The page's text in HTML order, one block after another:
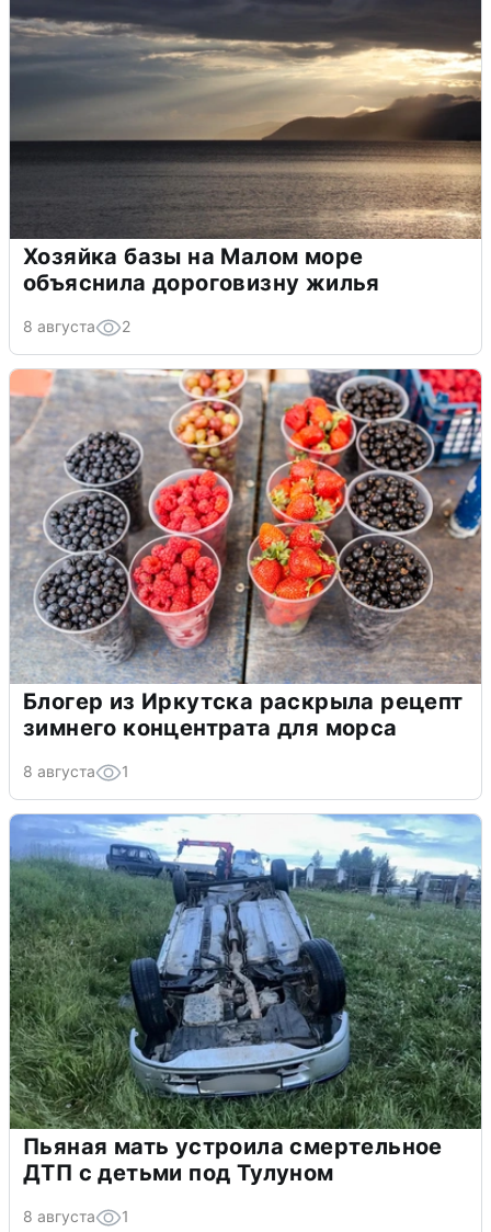
Хозяйка базы на Малом море
объяснила дороговизну жилья
8 августа 2
Блогер из Иркутска раскрыла рецепт
зимнего концентрата для морса
8 августа 1
Пьяная мать устроила смертельное
ДТП с детьми под Тулуном
8 августа 1